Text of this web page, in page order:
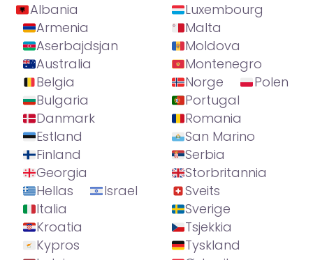
Albania
Armenia
Aserbajdsjan
Australia
Belgia
Bulgaria
Danmark
Estland
Finland
Georgia
Hellas
Israel
Italia
Kroatia
Kypros
Luxembourg
Malta
Moldova
Montenegro
Norge
Polen
Portugal
Romania
San Marino
Serbia
Storbritannia
Sveits
Sverige
Tsjekkia
Tyskland